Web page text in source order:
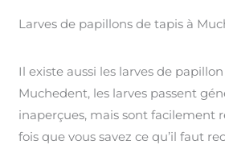
Larves de papillons de tapis à
Il existe aussi les larves de
Muchedent, les larves passent
inaperçues, mais sont facilement
fois que vous savez ce qu’il faut